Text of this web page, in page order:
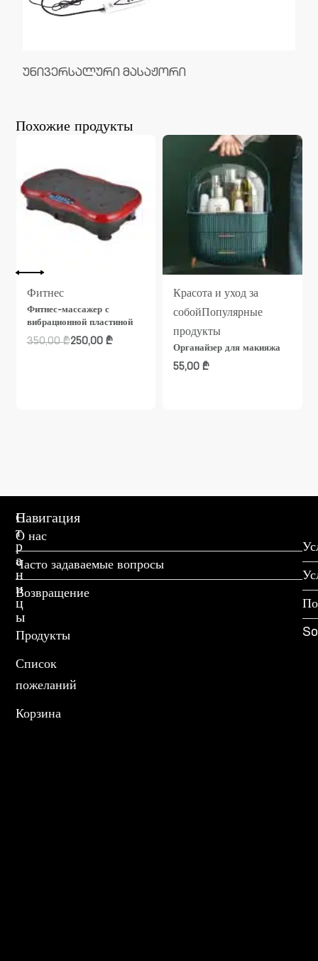
უნივერსალური მასაჟორი
Похожие продукты
Фитнес
Фитнес-массажер с
вибрационной пластиной
350,00₾250,00 ₾
Красота и уход за
собойПопулярные
продукты
Органайзер для макияжа
55,00₾
С
т
р
а
н
и
ц
ы
Продукты
Список
пожеланий
Корзина
Навигация
О нас
Часто задаваемые вопросы
Возвращение